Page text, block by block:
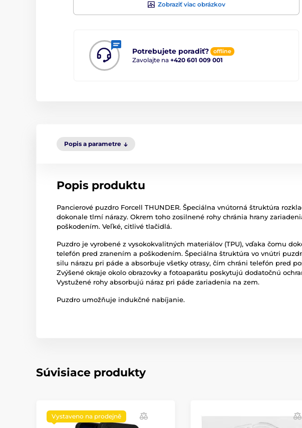
Zobraziť viac obrázkov
Potrebujete poradiť? offline
Zavolajte na +420 601 009 001
Popis a parametre
Popis produktu
Pancierové puzdro Forcell THUNDER. Špeciálna vnútorná štruktúra
dokonale tlmí nárazy. Okrem toho zosilnené rohy chránia hrany
poškodením. Veľké, citlivé tlačidlá.
Puzdro je vyrobené z vysokokvalitných materiálov (TPU), vďaka čomu
telefón pred zranením a poškodením. Špeciálna štruktúra vo vnútri
silu nárazu pri páde a absorbuje všetky otrasy, čím chráni telefón pred
Zvýšené okraje okolo obrazovky a fotoaparátu poskytujú dodatočnú
Vystužené rohy absorbujú náraz pri páde zariadenia na zem.
Puzdro umožňuje indukčné nabíjanie.
Súvisiace produkty
Vystaveno na prodejně